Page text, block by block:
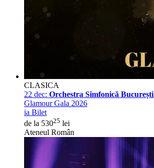
CLASICA
22 dec: Orchestra Simfonică București
Glamour Gala 2026
ia Bilet
de la 53025 lei
Ateneul Român